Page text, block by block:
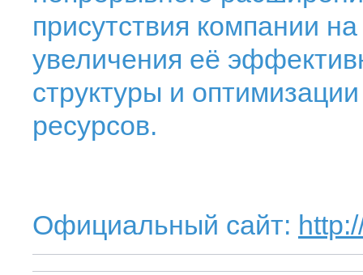
присутствия компании
увеличения её
структуры и
ресурсов.
Официальный сайт: